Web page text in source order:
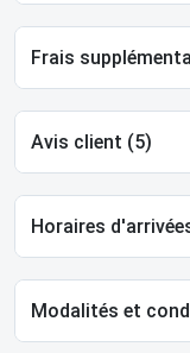
Frais
Avis client (5)
Horaires
Modalités et